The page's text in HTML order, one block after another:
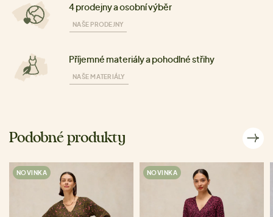
4 prodejny a osobní výběr
NAŠE PRODEJNY
Příjemné materiály a pohodlné střihy
NAŠE MATERIÁLY
Podobné produkty
NOVINKA NOVINKA